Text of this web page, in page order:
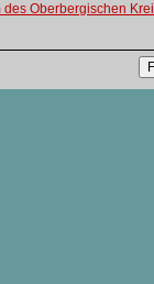
des Oberbergischen